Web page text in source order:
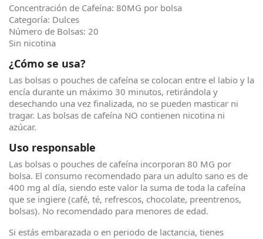
Concentración de Cafeína: 80MG por bolsa
Categoría: Dulces
Número de Bolsas: 20
Sin nicotina
¿Cómo se usa?
Las bolsas o pouches de cafeína se colocan entre el labio y la
encía durante un máximo 30 minutos, retirándola y
desechando una vez finalizada, no se pueden masticar ni
tragar. Las bolsas de cafeína NO contienen nicotina ni
azúcar.
Uso responsable
Las bolsas o pouches de cafeína incorporan 80 MG por
bolsa. El consumo recomendado para un adulto sano es de
400 mg al día, siendo este valor la suma de toda la cafeína
que se ingiere (café, té, refrescos, chocolate, preentrenos,
bolsas). No recomendado para menores de edad.
Si estás embarazada o en periodo de lactancia, tienes